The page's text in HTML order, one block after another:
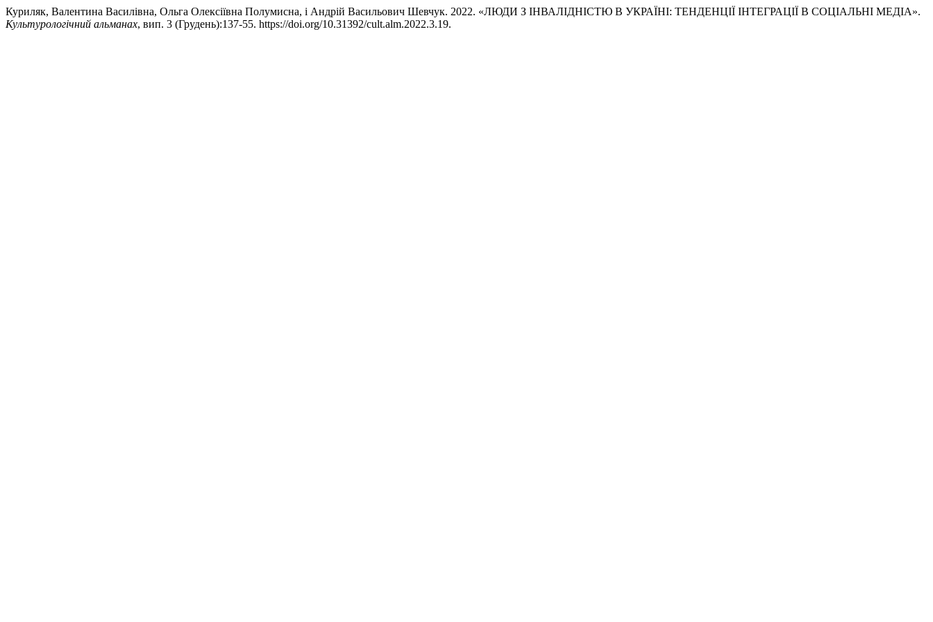
Куриляк, Валентина Василівна, Ольга Олексіївна Полумисна, і Андрій Васильович Шевчук. 2022. «ЛЮДИ З ІНВАЛІДНІСТЮ В УКРАЇНІ: ТЕНДЕНЦІЇ ІНТЕГРАЦІЇ В СОЦІАЛЬНІ МЕДІА».
Культурологічний альманах, вип. 3 (Грудень):137-55. https://doi.org/10.31392/cult.alm.2022.3.19.